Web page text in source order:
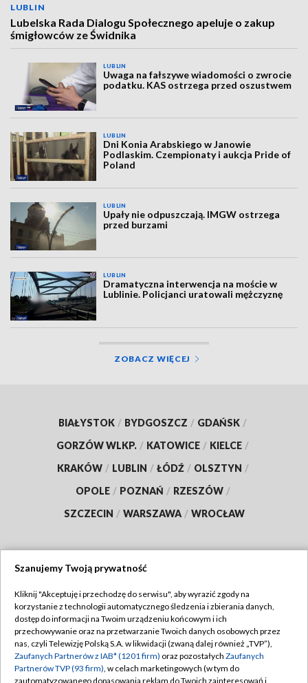
LUBLIN
Lubelska Rada Dialogu Społecznego apeluje o zakup
śmigłowców ze Świdnika
LUBLIN
Uwaga na fałszywe wiadomości o zwrocie
podatku. KAS ostrzega przed oszustwem
LUBLIN
Dni Konia Arabskiego w Janowie
Podlaskim. Czempionaty i aukcja Pride of
Poland
LUBLIN
Upały nie odpuszczają. IMGW ostrzega
przed burzami
LUBLIN
Dramatyczna interwencja na moście w
Lublinie. Policjanci uratowali mężczyznę
ZOBACZ WIĘCEJ
BIAŁYSTOK / BYDGOSZCZ / GDAŃSK /
GORZÓW WLKP. / KATOWICE / KIELCE /
KRAKÓW / LUBLIN / ŁÓDŹ / OLSZTYN /
OPOLE / POZNAŃ / RZESZÓW /
SZCZECIN / WARSZAWA / WROCŁAW
TVP
Abonament TVP
Emisja w TVP
Centrum informacji TVP
Regulamin TVP
Polityka prywatności
Moje zgody
Szanujemy Twoją prywatność
Kliknij "Akceptuję i przechodzę do serwisu", aby wyrazić zgody na
korzystanie z technologii automatycznego śledzenia i zbierania danych,
dostęp do informacji na Twoim urządzeniu końcowym i ich
przechowywanie oraz na przetwarzanie Twoich danych osobowych przez
nas, czyli Telewizję Polską S.A. w likwidacji (zwaną dalej również „TVP”),
Zaufanych Partnerów z IAB* (1201 firm) oraz pozostałych Zaufanych
Partnerów TVP (93 firm), w celach marketingowych (w tym do
zautomatyzowanego dopasowania reklam do Twoich zainteresowań i